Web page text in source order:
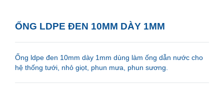
ỐNG LDPE ĐEN 10MM DÀY 1MM
Ống ldpe đen 10mm dày 1mm dùng làm ống dẫn nước cho
hệ thống tưới, nhỏ giọt, phun mưa, phun sương.